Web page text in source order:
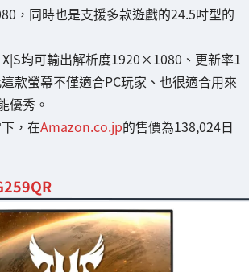
，同時也是支援多款遊戲的24.5吋型的
均可輸出解析度1920×1080、更新率1
款螢幕不僅適合PC玩家、也很適合用來
優秀。
，在Amazon.co.jp的售價為138,024日